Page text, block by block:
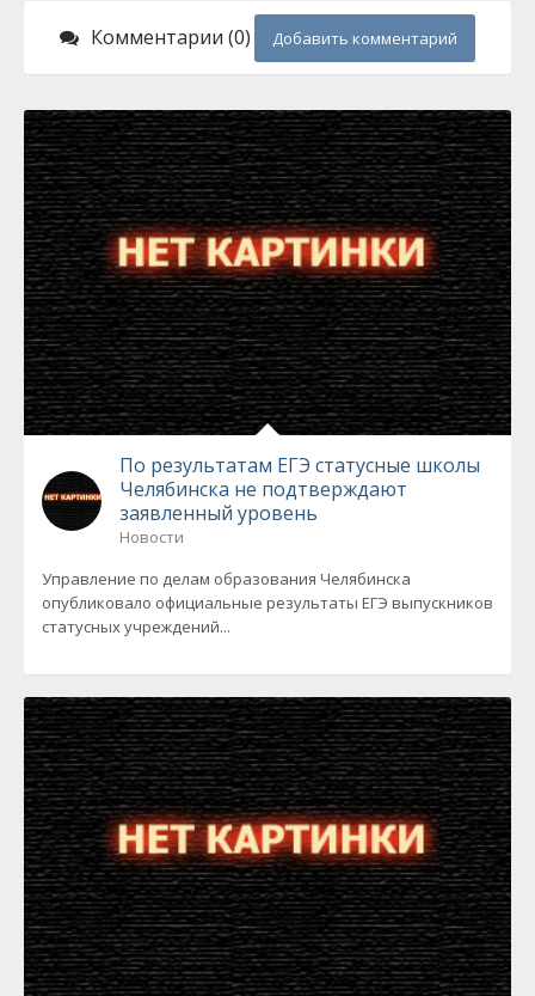
Комментарии (0) Добавить комментарий
По результатам ЕГЭ статусные школы
Челябинска не подтверждают
заявленный уровень
Новости
Управление по делам образования Челябинска
опубликовало официальные результаты ЕГЭ выпускников
статусных учреждений...